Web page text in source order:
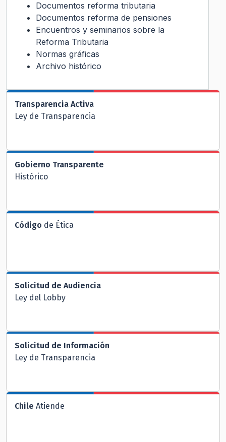
Documentos reforma tributaria
Documentos reforma de pensiones
Encuentros y seminarios sobre la
Reforma Tributaria
Normas gráficas
Archivo histórico
Transparencia Activa
Ley de Transparencia
Gobierno Transparente
Histórico
Código de Ética
Solicitud de Audiencia
Ley del Lobby
Solicitud de Información
Ley de Transparencia
Chile Atiende